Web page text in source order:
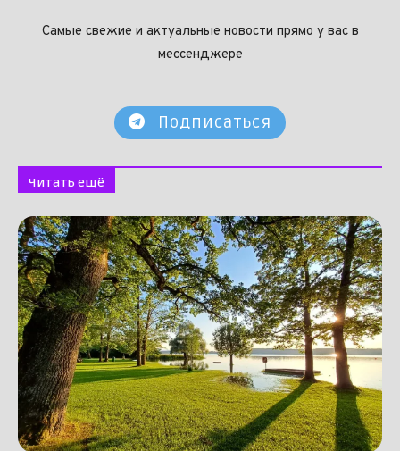
Самые свежие и актуальные новости прямо у вас в
мессенджере
Подписаться
Читать ещё